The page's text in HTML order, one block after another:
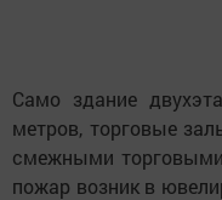
Само здание
метров, торговые
смежными
пожар возник в